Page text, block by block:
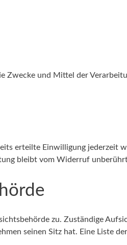
Zwecke und Mittel der
erteilte Einwilligung jederzeit
bleibt vom Widerruf
zu. Zuständige
seinen Sitz hat. Eine Liste der